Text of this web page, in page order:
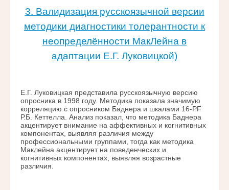
3. Валидизация русскоязычной версии
методики диагностики толерантности к
неопределённости МакЛейна в
адаптации Е.Г. Луковицкой)
Е.Г. Луковицкая представила русскоязычную версию
опросника в 1998 году. Методика показала значимую
корреляцию с опросником Баднера и шкалами 16-PF
Р.Б. Кеттелла. Анализ показал, что методика Баднера
акцентирует внимание на аффективных и когнитивных
компонентах, выявляя различия между
профессиональными группами, тогда как методика
Маклейна акцентирует на поведенческих и
когнитивных компонентах, выявляя возрастные
различия.